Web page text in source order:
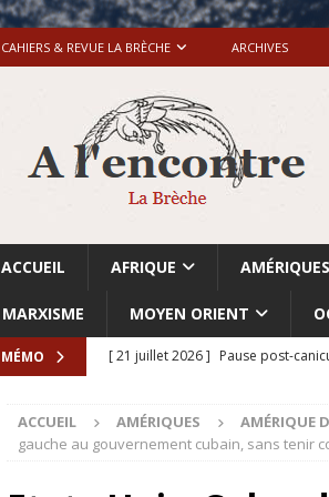
CAHIERS & REVUE LA BRÈCHE ARCHIVES
ACCUEIL AFRIQUE AMÉRIQUES
MARXISME MOYEN ORIENT
MÉMO [ 21 juillet 2026 ] Pause post-
[ 18 juillet 2026 ]
Israël-Palestine.
ACCUEIL AMÉRIQUES AMÉRIQUE
gauche au gouvernement cubain, sans tenir